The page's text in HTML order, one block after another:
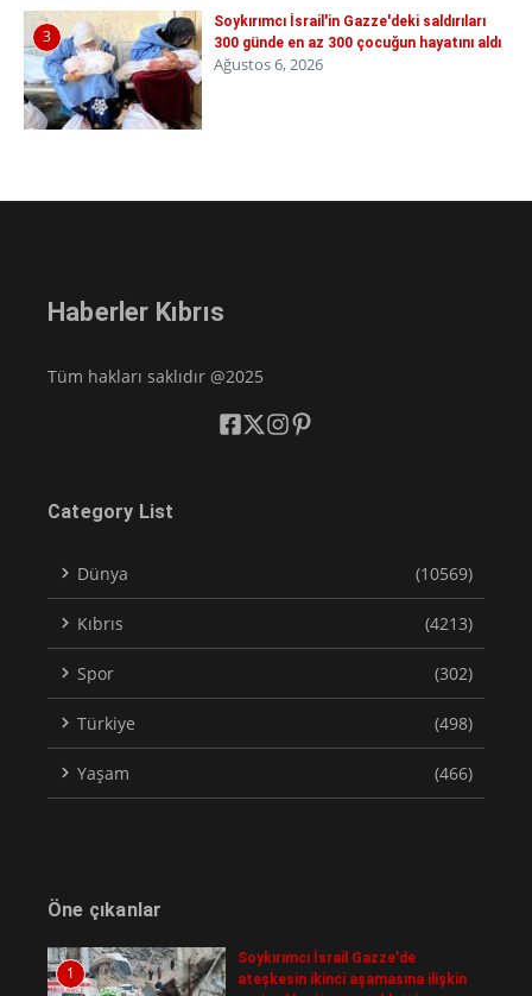
3
Soykırımcı İsrail'in Gazze'deki saldırıları
300 günde en az 300 çocuğun hayatını aldı
Ağustos 6, 2026
Haberler Kıbrıs
Tüm hakları saklıdır @2025
Category List
Dünya (10569)
Kıbrıs (4213)
Spor (302)
Türkiye (498)
Yaşam (466)
Öne çıkanlar
1
Soykırımcı İsrail Gazze'de
ateşkesin ikinci aşamasına ilişkin